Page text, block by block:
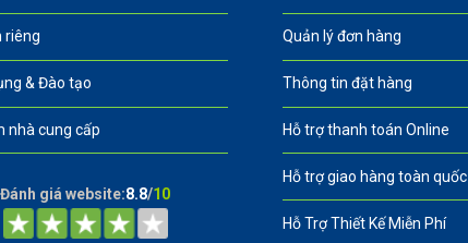
riêng
& Đào tạo
nhà cung cấp
Đánh giá website:8.8/10
Quản lý đơn hàng
Thông tin đặt hàng
Hỗ trợ thanh toán Online
Hỗ trợ giao hàng toàn quốc
Hỗ Trợ Thiết Kế Miễn Phí